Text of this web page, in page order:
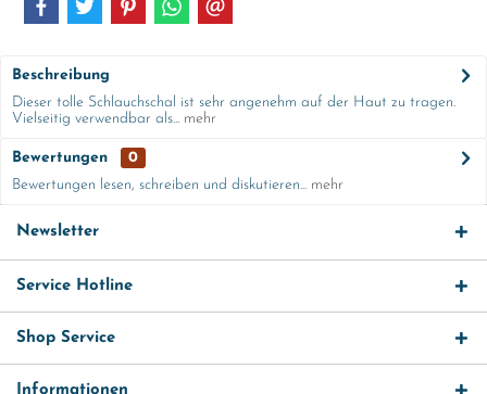
Beschreibung
Dieser tolle Schlauchschal ist sehr angenehm auf der Haut zu tragen.
Vielseitig verwendbar als... mehr
Bewertungen
0
Bewertungen lesen, schreiben und diskutieren... mehr
Newsletter
Service Hotline
Shop Service
Informationen